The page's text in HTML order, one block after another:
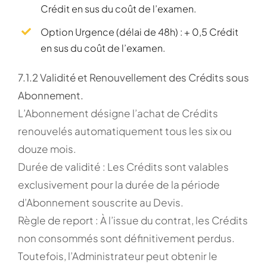
Crédit en sus du coût de l’examen.
Option Urgence (délai de 48h) : + 0,5 Crédit
en sus du coût de l’examen.
7.1.2 Validité et Renouvellement des Crédits sous
Abonnement.
L’Abonnement désigne l’achat de Crédits
renouvelés automatiquement tous les six ou
douze mois.
Durée de validité : Les Crédits sont valables
exclusivement pour la durée de la période
d’Abonnement souscrite au Devis.
Règle de report : À l’issue du contrat, les Crédits
non consommés sont définitivement perdus.
Toutefois, l’Administrateur peut obtenir le